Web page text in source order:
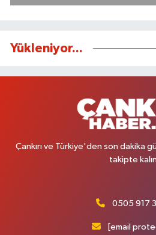
Yükleniyor...
Çankırı ve Türkiye'den son dakika
takipte
0505 917
[email